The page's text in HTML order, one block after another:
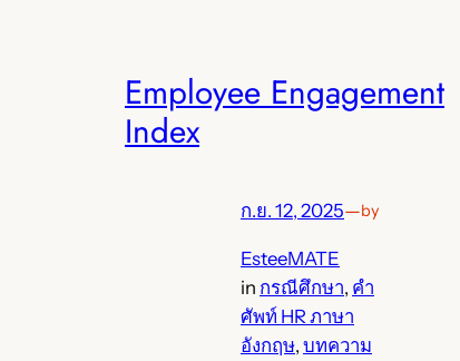
Employee Engagement
Index
ก.ย. 12, 2025—by
EsteeMATE
in กรณีศึกษา, คำ
ศัพท์ HR ภาษา
อังกฤษ, บทความ